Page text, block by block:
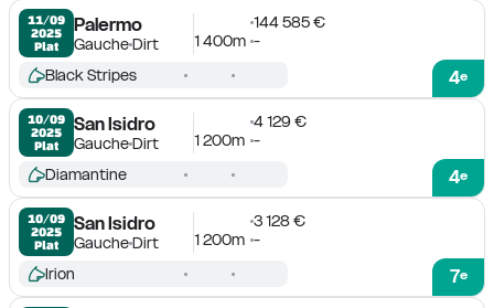
11/09
2025
Plat
Palermo
GaucheDirt
144 585 €
1 400m -
4e
Black Stripes
10/09
2025
Plat
San Isidro
GaucheDirt
4 129 €
1 200m -
4e
Diamantine
10/09
2025
Plat
San Isidro
GaucheDirt
3 128 €
1 200m -
7e
Irion